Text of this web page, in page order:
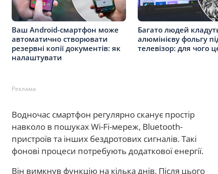
Ваш Android-смартфон може
автоматично створювати
резервні копії документів: як
налаштувати
Багато людей
алюмінієву фольгу
телевізор: для чого
Реклама
Водночас смартфон регулярно сканує простір
навколо в пошуках Wi-Fi-мереж, Bluetooth-
пристроїв та інших бездротових сигналів. Такі
фонові процеси потребують додаткової енергії.
Він вимкнув функцію на кілька днів. Після цього